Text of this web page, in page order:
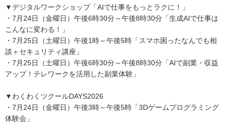
▼デジタルワークショップ「AIで仕事をもっとラクに！」
・7月24日（金曜日）午後6時30分～午後8時30分「生成AIで仕事は
こんなに変わる！」
・7月25日（土曜日）午後1時～午後5時「スマホ困ったなんでも相
談＋セキュリティ講座」
・7月25日（土曜日）午後6時30分～午後8時30分「AIで副業・収益
アップ！テレワークを活用した副業体験」
▼わくわくツクールDAYS2026
・7月24日（金曜日）午後3時～午後5時「3Dゲームプログラミング
体験会」